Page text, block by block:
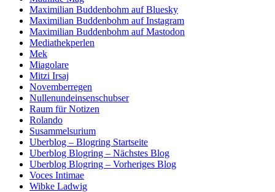
Maximilian Buddenbohm auf Bluesky
Maximilian Buddenbohm auf Instagram
Maximilian Buddenbohm auf Mastodon
Mediathekperlen
Mek
Miagolare
Mitzi Irsaj
Novemberregen
Nullenundeinsenschubser
Raum für Notizen
Rolando
Susammelsurium
Uberblog – Blogring Startseite
Uberblog Blogring – Nächstes Blog
Uberblog Blogring – Vorheriges Blog
Voces Intimae
Wibke Ladwig